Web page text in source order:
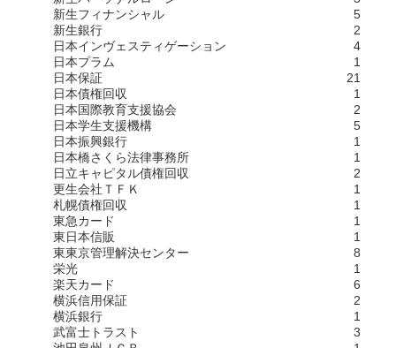
新生フィナンシャル
5
新生銀行
2
日本インヴェスティゲーション
4
日本プラム
1
日本保証
21
日本債権回収
1
日本国際教育支援協会
2
日本学生支援機構
5
日本振興銀行
1
日本橋さくら法律事務所
1
日立キャピタル債権回収
2
更生会社ＴＦＫ
1
札幌債権回収
1
東急カード
1
東日本信販
1
東東京管理解決センター
8
栄光
1
楽天カード
6
横浜信用保証
2
横浜銀行
1
武富士トラスト
3